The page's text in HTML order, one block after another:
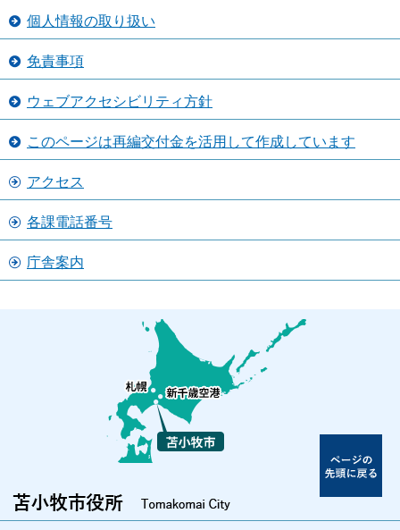
個人情報の取り扱い
免責事項
ウェブアクセシビリティ方針
このページは再編交付金を活用して作成しています
アクセス
各課電話番号
庁舎案内